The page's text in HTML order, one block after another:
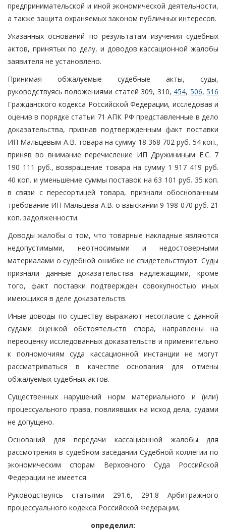
предпринимательской и иной экономической деятельности,
а также защита охраняемых законом публичных интересов.
Указанных оснований по результатам изучения судебных
актов, принятых по делу, и доводов кассационной жалобы
заявителя не установлено.
Принимая обжалуемые судебные акты, суды,
руководствуясь положениями статей 309, 310, 454, 506,516
Гражданского кодекса Российской Федерации, исследовав и
оценив в порядке статьи 71 АПК РФ представленные в дело
доказательства, признав подтвержденным факт поставки
ИП Мальцевым А.В. товара на сумму 18 368 702 руб. 54 коп.,
приняв во внимание перечисление ИП Дружининым Е.С. 7
190 111 руб., возвращение товара на сумму 1 917 419 руб.
40 коп. и уменьшение суммы поставок на 63 101 руб. 35 коп.
в связи с пересортицей товара, признали обоснованным
требование ИП Мальцева А.В. о взыскании 9 198 070 руб. 21
коп. задолженности.
Доводы жалобы о том, что товарные накладные являются
недопустимыми, неотносимыми и недостоверными
материалами о судебной ошибке не свидетельствуют. Суды
признали данные доказательства надлежащими, кроме
того, факт поставки подтвержден совокупностью иных
имеющихся в деле доказательств.
Иные доводы по существу выражают несогласие с данной
судами оценкой обстоятельств спора, направлены на
переоценку исследованных доказательств и применительно
к полномочиям суда кассационной инстанции не могут
рассматриваться в качестве основания для отмены
обжалуемых судебных актов.
Существенных нарушений норм материального и (или)
процессуального права, повлиявших на исход дела, судами
не допущено.
Оснований для передачи кассационной жалобы для
рассмотрения в судебном заседании Судебной коллегии по
экономическим спорам Верховного Суда Российской
Федерации не имеется.
Руководствуясь статьями 291.6, 291.8 Арбитражного
процессуального кодекса Российской Федерации,
определил: